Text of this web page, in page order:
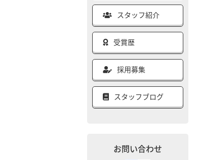
スタッフ紹介
受賞歴
採用募集
スタッフブログ
お問い合わせ